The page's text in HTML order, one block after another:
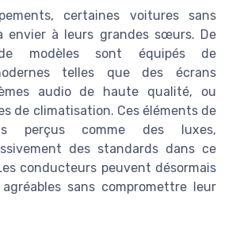
certaines voitures sans
envier à leurs grandes sœurs. De
modèles sont équipés de
telles que des écrans
audio de haute qualité, ou
de climatisation. Ces éléments de
perçus comme des luxes,
des standards dans ce
conducteurs peuvent désormais
sans compromettre leur